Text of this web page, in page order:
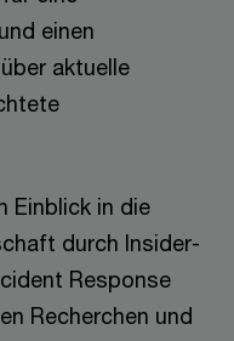
einen
aktuelle
Einblick in die
durch Insider-
Response
Recherchen und